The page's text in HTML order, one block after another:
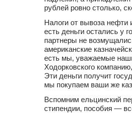
рублей ровно столько,
Налоги от вывоза
есть деньги остались у
партнеры не
американские
есть мы, уважаемые
Ходорковского
Эти деньги получит
мы покупаем ваши же
Вспомним ельцинский
стипен­дии, пособия —